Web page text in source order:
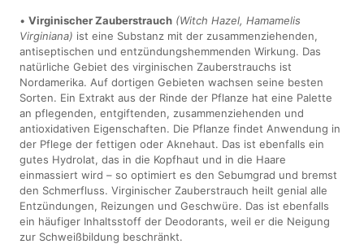
•Virginischer Zauberstrauch (Witch Hazel, Hamamelis
Virginiana) ist eine Substanz mit der zusammenziehenden,
antiseptischen und entzündungshemmenden Wirkung. Das
natürliche Gebiet des virginischen Zauberstrauchs ist
Nordamerika. Auf dortigen Gebieten wachsen seine besten
Sorten. Ein Extrakt aus der Rinde der Pflanze hat eine Palette
an pflegenden, entgiftenden, zusammenziehenden und
antioxidativen Eigenschaften. Die Pflanze findet Anwendung in
der Pflege der fettigen oder Aknehaut. Das ist ebenfalls ein
gutes Hydrolat, das in die Kopfhaut und in die Haare
einmassiert wird – so optimiert es den Sebumgrad und bremst
den Schmerfluss. Virginischer Zauberstrauch heilt genial alle
Entzündungen, Reizungen und Geschwüre. Das ist ebenfalls
ein häufiger Inhaltsstoff der Deodorants, weil er die Neigung
zur Schweißbildung beschränkt.